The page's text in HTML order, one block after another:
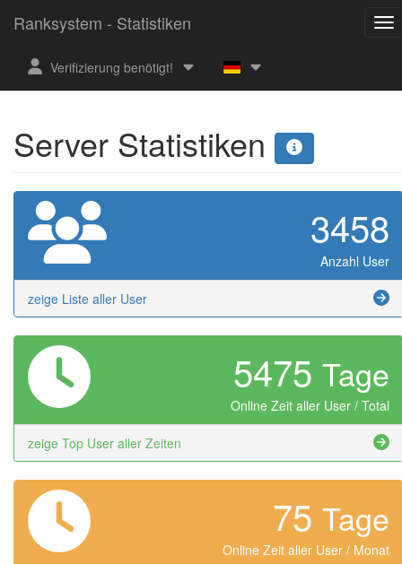
Ranksystem - Statistiken
Verifizierung benötigt!
Server Statistiken
3458
Anzahl User
zeige Liste aller User
5475 Tage
Online Zeit aller User / Total
zeige Top User aller Zeiten
75 Tage
Online Zeit aller User / Monat